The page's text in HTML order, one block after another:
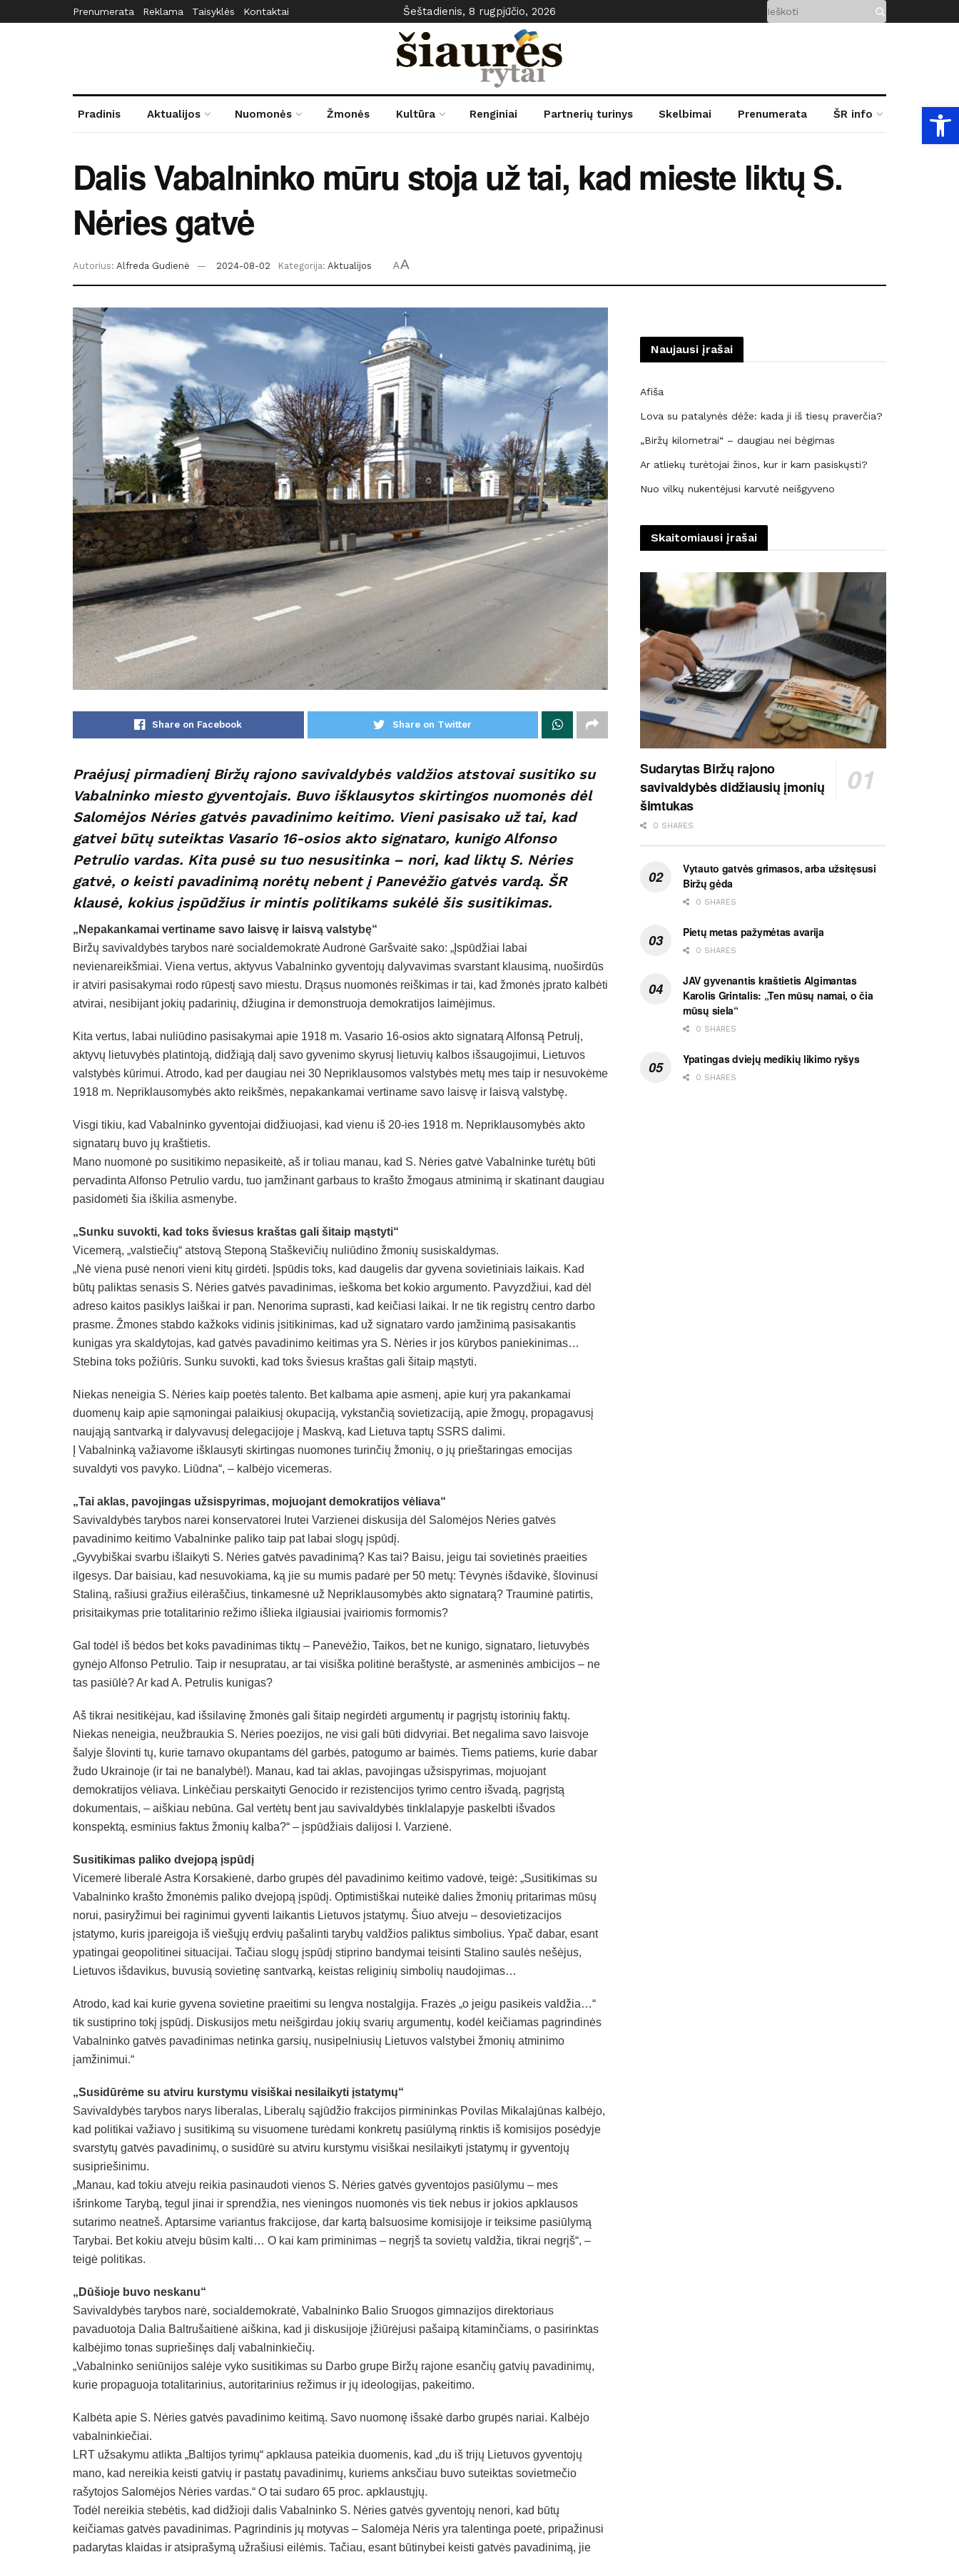
Prenumerata Reklama Taisyklės Kontaktai Šeštadienis, 8 rugpjūčio, 2026
Pradinis Aktualijos Nuomonės Žmonės Kultūra Renginiai Partnerių turinys Skelbimai Prenumerata ŠR info
Dalis Vabalninko mūru stoja už tai, kad mieste liktų S.
Nėries gatvė
Autorius: Alfreda Gudienė 2024-08-02 Kategorija: Aktualijos AA
Share on Facebook Share on Twitter
Praėjusį pirmadienį Biržų rajono savivaldybės valdžios atstovai susitiko su
Vabalninko miesto gyventojais. Buvo išklausytos skirtingos nuomonės dėl
Salomėjos Nėries gatvės pavadinimo keitimo. Vieni pasisako už tai, kad
gatvei būtų suteiktas Vasario 16-osios akto signataro, kunigo Alfonso
Petrulio vardas. Kita pusė su tuo nesusitinka – nori, kad liktų S. Nėries
gatvė, o keisti pavadinimą norėtų nebent į Panevėžio gatvės vardą. ŠR
klausė, kokius įspūdžius ir mintis politikams sukėlė šis susitikimas.
„Nepakankamai vertiname savo laisvę ir laisvą valstybę“
Biržų savivaldybės tarybos narė socialdemokratė Audronė Garšvaitė sako: „Įspūdžiai labai
nevienareikšmiai. Viena vertus, aktyvus Vabalninko gyventojų dalyvavimas svarstant klausimą, nuoširdūs
ir atviri pasisakymai rodo rūpestį savo miestu. Drąsus nuomonės reiškimas ir tai, kad žmonės įprato kalbėti
atvirai, nesibijant jokių padarinių, džiugina ir demonstruoja demokratijos laimėjimus.
Kita vertus, labai nuliūdino pasisakymai apie 1918 m. Vasario 16-osios akto signatarą Alfonsą Petrulį,
aktyvų lietuvybės platintoją, didžiąją dalį savo gyvenimo skyrusį lietuvių kalbos išsaugojimui, Lietuvos
valstybės kūrimui. Atrodo, kad per daugiau nei 30 Nepriklausomos valstybės metų mes taip ir nesuvokėme
1918 m. Nepriklausomybės akto reikšmės, nepakankamai vertiname savo laisvę ir laisvą valstybę.
Visgi tikiu, kad Vabalninko gyventojai didžiuojasi, kad vienu iš 20-ies 1918 m. Nepriklausomybės akto
signatarų buvo jų kraštietis.
Mano nuomonė po susitikimo nepasikeitė, aš ir toliau manau, kad S. Nėries gatvė Vabalninke turėtų būti
pervadinta Alfonso Petrulio vardu, tuo įamžinant garbaus to krašto žmogaus atminimą ir skatinant daugiau
pasidomėti šia iškilia asmenybe.
„Sunku suvokti, kad toks šviesus kraštas gali šitaip mąstyti“
Vicemerą, „valstiečių“ atstovą Steponą Staškevičių nuliūdino žmonių susiskaldymas.
„Nė viena pusė nenori vieni kitų girdėti. Įspūdis toks, kad daugelis dar gyvena sovietiniais laikais. Kad
būtų paliktas senasis S. Nėries gatvės pavadinimas, ieškoma bet kokio argumento. Pavyzdžiui, kad dėl
adreso kaitos pasiklys laiškai ir pan. Nenorima suprasti, kad keičiasi laikai. Ir ne tik registrų centro darbo
prasme. Žmones stabdo kažkoks vidinis įsitikinimas, kad už signataro vardo įamžinimą pasisakantis
kunigas yra skaldytojas, kad gatvės pavadinimo keitimas yra S. Nėries ir jos kūrybos paniekinimas…
Stebina toks požiūris. Sunku suvokti, kad toks šviesus kraštas gali šitaip mąstyti.
Niekas neneigia S. Nėries kaip poetės talento. Bet kalbama apie asmenį, apie kurį yra pakankamai
duomenų kaip apie sąmoningai palaikiusį okupaciją, vykstančią sovietizaciją, apie žmogų, propagavusį
naująją santvarką ir dalyvavusį delegacijoje į Maskvą, kad Lietuva taptų SSRS dalimi.
Į Vabalninką važiavome išklausyti skirtingas nuomones turinčių žmonių, o jų prieštaringas emocijas
suvaldyti vos pavyko. Liūdna“, – kalbėjo vicemeras.
„Tai aklas, pavojingas užsispyrimas, mojuojant demokratijos vėliava“
Savivaldybės tarybos narei konservatorei Irutei Varzienei diskusija dėl Salomėjos Nėries gatvės
pavadinimo keitimo Vabalninke paliko taip pat labai slogų įspūdį.
„Gyvybiškai svarbu išlaikyti S. Nėries gatvės pavadinimą? Kas tai? Baisu, jeigu tai sovietinės praeities
ilgesys. Dar baisiau, kad nesuvokiama, ką jie su mumis padarė per 50 metų: Tėvynės išdavikė, šlovinusi
Staliną, rašiusi gražius eilėraščius, tinkamesnė už Nepriklausomybės akto signatarą? Trauminė patirtis,
prisitaikymas prie totalitarinio režimo išlieka ilgiausiai įvairiomis formomis?
Gal todėl iš bėdos bet koks pavadinimas tiktų – Panevėžio, Taikos, bet ne kunigo, signataro, lietuvybės
gynėjo Alfonso Petrulio. Taip ir nesupratau, ar tai visiška politinė beraštystė, ar asmeninės ambicijos – ne
tas pasiūlė? Ar kad A. Petrulis kunigas?
Aš tikrai nesitikėjau, kad išsilavinę žmonės gali šitaip negirdėti argumentų ir pagrįstų istorinių faktų.
Niekas neneigia, neužbraukia S. Nėries poezijos, ne visi gali būti didvyriai. Bet negalima savo laisvoje
šalyje šlovinti tų, kurie tarnavo okupantams dėl garbės, patogumo ar baimės. Tiems patiems, kurie dabar
žudo Ukrainoje (ir tai ne banalybė!). Manau, kad tai aklas, pavojingas užsispyrimas, mojuojant
demokratijos vėliava. Linkėčiau perskaityti Genocido ir rezistencijos tyrimo centro išvadą, pagrįstą
dokumentais, – aiškiau nebūna. Gal vertėtų bent jau savivaldybės tinklalapyje paskelbti išvados
konspektą, esminius faktus žmonių kalba?“ – įspūdžiais dalijosi I. Varzienė.
Susitikimas paliko dvejopą įspūdį
Vicemerė liberalė Astra Korsakienė, darbo grupės dėl pavadinimo keitimo vadovė, teigė: „Susitikimas su
Vabalninko krašto žmonėmis paliko dvejopą įspūdį. Optimistiškai nuteikė dalies žmonių pritarimas mūsų
norui, pasiryžimui bei raginimui gyventi laikantis Lietuvos įstatymų. Šiuo atveju – desovietizacijos
įstatymo, kuris įpareigoja iš viešųjų erdvių pašalinti tarybų valdžios paliktus simbolius. Ypač dabar, esant
ypatingai geopolitinei situacijai. Tačiau slogų įspūdį stiprino bandymai teisinti Stalino saulės nešėjus,
Lietuvos išdavikus, buvusią sovietinę santvarką, keistas religinių simbolių naudojimas…
Atrodo, kad kai kurie gyvena sovietine praeitimi su lengva nostalgija. Frazės „o jeigu pasikeis valdžia…“
tik sustiprino tokį įspūdį. Diskusijos metu neišgirdau jokių svarių argumentų, kodėl keičiamas pagrindinės
Vabalninko gatvės pavadinimas netinka garsių, nusipelniusių Lietuvos valstybei žmonių atminimo
įamžinimui.“
„Susidūrėme su atviru kurstymu visiškai nesilaikyti įstatymų“
Savivaldybės tarybos narys liberalas, Liberalų sąjūdžio frakcijos pirmininkas Povilas Mikalajūnas kalbėjo,
kad politikai važiavo į susitikimą su visuomene turėdami konkretų pasiūlymą rinktis iš komisijos posėdyje
svarstytų gatvės pavadinimų, o susidūrė su atviru kurstymu visiškai nesilaikyti įstatymų ir gyventojų
susipriešinimu.
„Manau, kad tokiu atveju reikia pasinaudoti vienos S. Nėries gatvės gyventojos pasiūlymu – mes
išrinkome Tarybą, tegul jinai ir sprendžia, nes vieningos nuomonės vis tiek nebus ir jokios apklausos
sutarimo neatneš. Aptarsime variantus frakcijose, dar kartą balsuosime komisijoje ir teiksime pasiūlymą
Tarybai. Bet kokiu atveju būsim kalti… O kai kam priminimas – negrįš ta sovietų valdžia, tikrai negrįš“, –
teigė politikas.
„Dūšioje buvo neskanu“
Savivaldybės tarybos narė, socialdemokratė, Vabalninko Balio Sruogos gimnazijos direktoriaus
pavaduotoja Dalia Baltrušaitienė aiškina, kad ji diskusijoje įžiūrėjusi pašaipą kitaminčiams, o pasirinktas
kalbėjimo tonas supriešinęs dalį vabalninkiečių.
„Vabalninko seniūnijos salėje vyko susitikimas su Darbo grupe Biržų rajone esančių gatvių pavadinimų,
kurie propaguoja totalitarinius, autoritarinius režimus ir jų ideologijas, pakeitimo.
Kalbėta apie S. Nėries gatvės pavadinimo keitimą. Savo nuomonę išsakė darbo grupės nariai. Kalbėjo
vabalninkiečiai.
LRT užsakymu atlikta „Baltijos tyrimų“ apklausa pateikia duomenis, kad „du iš trijų Lietuvos gyventojų
mano, kad nereikia keisti gatvių ir pastatų pavadinimų, kuriems anksčiau buvo suteiktas sovietmečio
rašytojos Salomėjos Nėries vardas.“ O tai sudaro 65 proc. apklaustųjų.
Todėl nereikia stebėtis, kad didžioji dalis Vabalninko S. Nėries gatvės gyventojų nenori, kad būtų
keičiamas gatvės pavadinimas. Pagrindinis jų motyvas – Salomėja Nėris yra talentinga poetė, pripažinusi
padarytas klaidas ir atsiprašymą užrašiusi eilėmis. Tačiau, esant būtinybei keisti gatvės pavadinimą, jie
Naujausi įrašai
Afiša
Lova su patalynės dėže: kada ji iš tiesų praverčia?
„Biržų kilometrai“ – daugiau nei bėgimas
Ar atliekų turėtojai žinos, kur ir kam pasiskųsti?
Nuo vilkų nukentėjusi karvutė neišgyveno
Skaitomiausi įrašai
Sudarytas Biržų rajono
savivaldybės didžiausių įmonių
šimtukas
0 SHARES
Vytauto gatvės grimasos, arba užsitęsusi
Biržų gėda
0 SHARES
Pietų metas pažymėtas avarija
0 SHARES
JAV gyvenantis kraštietis Algimantas
Karolis Grintalis: „Ten mūsų namai, o čia
mūsų siela“
0 SHARES
Ypatingas dviejų medikių likimo ryšys
0 SHARES